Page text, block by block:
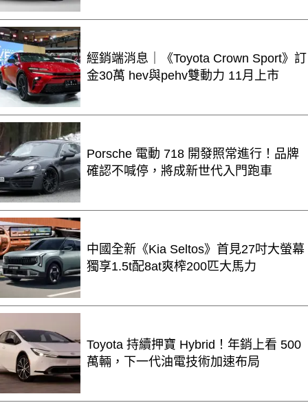
經銷端消息｜《Toyota Crown Sport》訂
金30萬 hev與pehv雙動力 11月上市
Porsche 電動 718 開發照常進行！品牌
確認不喊停，將成新世代入門跑車
中國全新《Kia Seltos》首見27吋大螢幕
獨享1.5t配8at爽榨200匹大馬力
Toyota 持續押寶 Hybrid！年銷上看 500
萬輛，下一代油電技術加速布局